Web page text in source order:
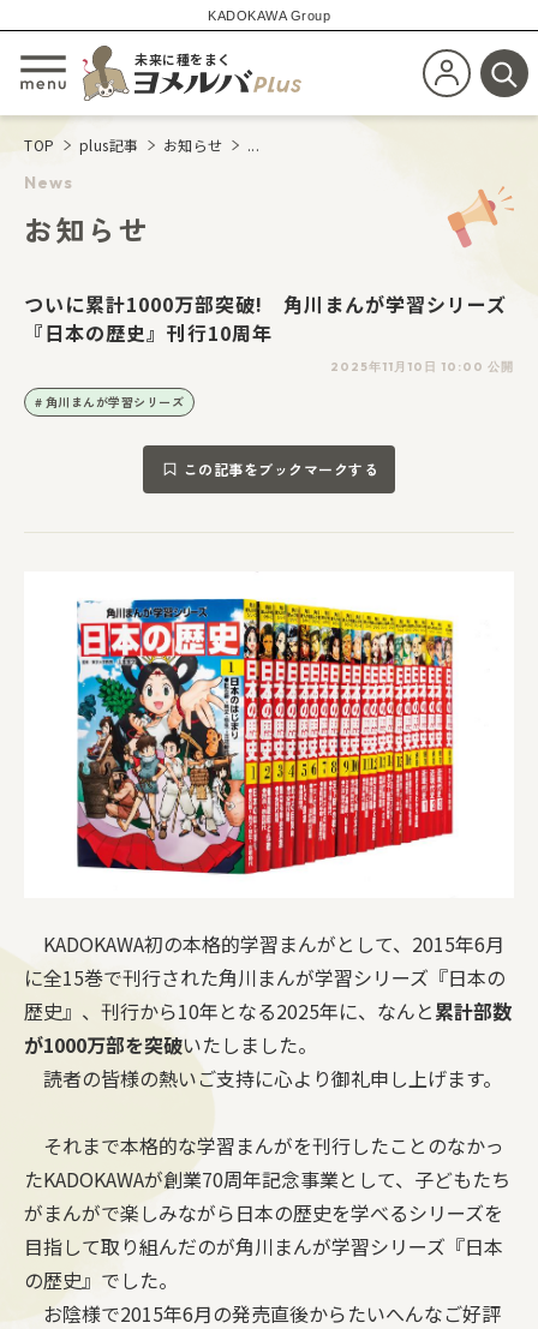
KADOKAWA Group
メニューを開閉する
未来に種をまく
新規会員登
検
TOP plus記事 お知らせ ...
News
お知らせ
ついに累計1000万部突破! 角川まんが学習シリーズ
『日本の歴史』刊行10周年
2025年11月10日 10:00 公開
角川まんが学習シリーズ
この記事をブックマークする
KADOKAWA初の本格的学習まんがとして、2015年6月
に全15巻で刊行された角川まんが学習シリーズ『日本の
歴史』、刊行から10年となる2025年に、なんと累計部数
が1000万部を突破いたしました。
読者の皆様の熱いご支持に心より御礼申し上げます。
それまで本格的な学習まんがを刊行したことのなかっ
たKADOKAWAが創業70周年記念事業として、子どもたち
がまんがで楽しみながら日本の歴史を学べるシリーズを
目指して取り組んだのが角川まんが学習シリーズ『日本
の歴史』でした。
お陰様で2015年6月の発売直後からたいへんなご好評